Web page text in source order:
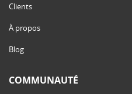
Clients
À propos
Blog
COMMUNAUTÉ